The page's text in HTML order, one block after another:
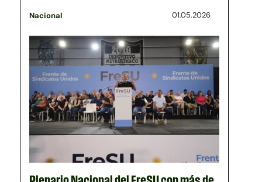
Nacional 01.05.2026